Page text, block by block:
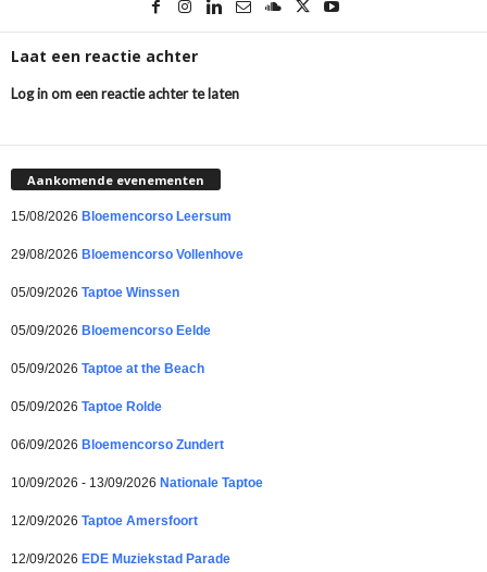
Laat een reactie achter
Log in om een reactie achter te laten
Aankomende evenementen
15/08/2026 Bloemencorso Leersum
29/08/2026 Bloemencorso Vollenhove
05/09/2026 Taptoe Winssen
05/09/2026 Bloemencorso Eelde
05/09/2026 Taptoe at the Beach
05/09/2026 Taptoe Rolde
06/09/2026 Bloemencorso Zundert
10/09/2026 - 13/09/2026 Nationale Taptoe
12/09/2026 Taptoe Amersfoort
12/09/2026 EDE Muziekstad Parade